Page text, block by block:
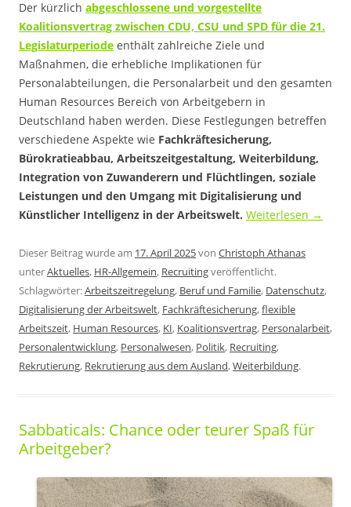
Der kürzlich abgeschlossene und vorgestellte
Koalitionsvertrag zwischen CDU, CSU und SPD für die 21.
Legislaturperiode enthält zahlreiche Ziele und
Maßnahmen, die erhebliche Implikationen für
Personalabteilungen, die Personalarbeit und den gesamten
Human Resources Bereich von Arbeitgebern in
Deutschland haben werden. Diese Festlegungen betreffen
verschiedene Aspekte wie Fachkräftesicherung,
Bürokratieabbau, Arbeitszeitgestaltung, Weiterbildung,
Integration von Zuwanderern und Flüchtlingen, soziale
Leistungen und den Umgang mit Digitalisierung und
Künstlicher Intelligenz in der Arbeitswelt. Weiterlesen →
Dieser Beitrag wurde am 17. April 2025von Christoph Athanas
unterAktuelles, HR-Allgemein, Recruitingveröffentlicht.
Schlagwörter:Arbeitszeitregelung, Beruf und Familie, Datenschutz,
Digitalisierung der Arbeitswelt, Fachkräftesicherung,flexible
Arbeitszeit, Human Resources, KI, Koalitionsvertrag, Personalarbeit,
Personalentwicklung, Personalwesen, Politik, Recruiting,
Rekrutierung, Rekrutierung aus dem Ausland,Weiterbildung.
Sabbaticals: Chance oder teurer Spaß für
Arbeitgeber?